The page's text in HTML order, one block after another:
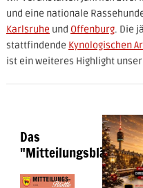
und eine nationale
Karlsruhe und Offenburg. Die
stattfindende Kynologischen
ist ein weiteres Highlight
Das
"Mitteilungsblättle"